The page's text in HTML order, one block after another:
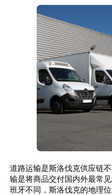
道路运输是斯洛伐克供应链
输是将商品交付国内外最常
班牙不同，斯洛伐克的地理